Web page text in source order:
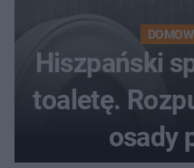
Hiszpański
toaletę.
osady